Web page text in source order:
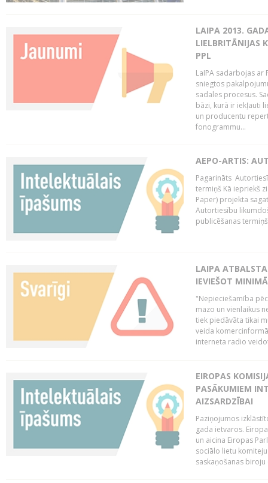
LAIPA 2013.
LIELBRITĀNIJAS
PPL
LaIPA sadarbojas
sniegtos
sadales procesus.
bāzi, kurā ir iekļauti
un producentu
fonogrammu...
AEPO-ARTIS:
Pagarināts
termiņš Kā iepriekš
Paper) projekta
Autortiesību
publicēšanas
LAIPA
IEVIEŠOT
"Nepieciešamība
mazo un vienlaikus
tiek piedāvāta tikai
veida
interneta radio
EIROPAS
PASĀKUMIEM
AIZSARDZĪBAI
Paziņojumos
gada ietvaros.
un aicina Eiropas
sociālo lietu
saskaņošanas biroju